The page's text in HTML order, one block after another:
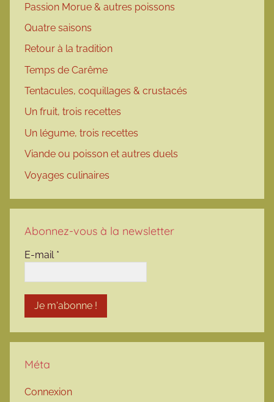
Passion Morue & autres poissons
Quatre saisons
Retour à la tradition
Temps de Carême
Tentacules, coquillages & crustacés
Un fruit, trois recettes
Un légume, trois recettes
Viande ou poisson et autres duels
Voyages culinaires
Abonnez-vous à la newsletter
E-mail *
Méta
Connexion